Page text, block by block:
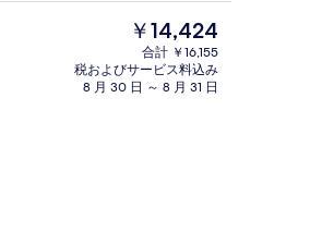
外観
現
の
料
￥14,424
合計 ￥16,155
税およびサービス料込み
8 月 30 日 ～ 8 月 31 日